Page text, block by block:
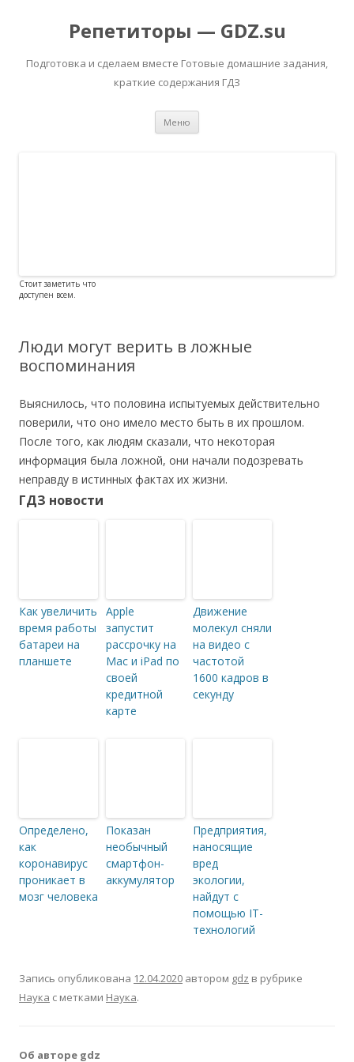
Репетиторы — GDZ.su
Подготовка и сделаем вместе Готовые домашние задания,
краткие содержания ГДЗ
Меню
Стоит заметить что
доступен всем.
Люди могут верить в ложные
воспоминания
Выяснилось, что половина испытуемых действительно
поверили, что оно имело место быть в их прошлом.
После того, как людям сказали, что некоторая
информация была ложной, они начали подозревать
неправду в истинных фактах их жизни.
ГДЗ новости
Как увеличить
время работы
батареи на
планшете
Apple
запустит
рассрочку на
Mac и iPad по
своей
кредитной
карте
Движение
молекул сняли
на видео с
частотой
1600 кадров в
секунду
Определено,
как
коронавирус
проникает в
мозг человека
Показан
необычный
смартфон-
аккумулятор
Предприятия,
наносящие
вред
экологии,
найдут с
помощью IT-
технологий
Запись опубликована 12.04.2020 автором gdz в рубрике
Наука с метками Наука.
Об авторе gdz